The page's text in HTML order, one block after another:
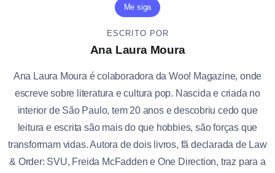
Me siga
ESCRITO POR
Ana Laura Moura
Ana Laura Moura é colaboradora da Woo! Magazine, onde
escreve sobre literatura e cultura pop. Nascida e criada no
interior de São Paulo, tem 20 anos e descobriu cedo que
leitura e escrita são mais do que hobbies, são forças que
transformam vidas. Autora de dois livros, fã declarada de Law
& Order: SVU, Freida McFadden e One Direction, traz para a